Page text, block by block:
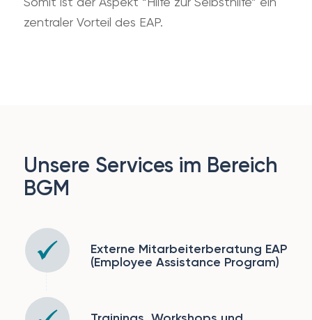
zentraler Vorteil des EAP.
Unsere Services im Bereich
BGM
Externe Mitarbeiterberatung EAP
(Employee Assistance Program)